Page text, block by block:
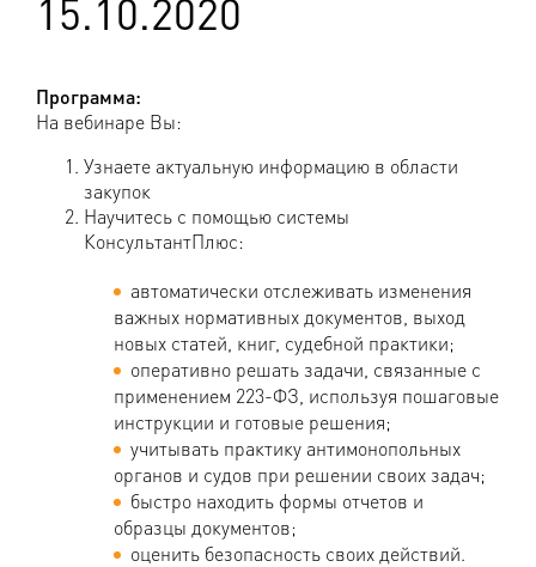
15.10.2020
Программа:
На вебинаре Вы:
Узнаете актуальную информацию в области
закупок
Научитесь с помощью системы
КонсультантПлюс:
автоматически отслеживать изменения
важных нормативных документов, выход
новых статей, книг, судебной практики;
оперативно решать задачи, связанные с
применением 223-ФЗ, используя пошаговые
инструкции и готовые решения;
учитывать практику антимонопольных
органов и судов при решении своих задач;
быстро находить формы отчетов и
образцы документов;
оценить безопасность своих действий.